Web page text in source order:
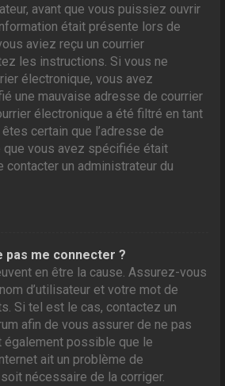
avant que vous puissiez ouvrir
était présente lors de
aviez reçu un courrier
les instructions. Si vous ne
électronique, vous avez
une mauvaise adresse de courrier
électronique a été filtré en tant
certain que l’adresse de
que vous avez spécifiée était
contacter un administrateur du
pas me connecter ?
en être la cause. Assurez-vous
d’utilisateur et votre mot de
Si tel est le cas, contactez un
afin de vous assurer de ne pas
également possible que le
ait un problème de
nécessaire de la corriger.